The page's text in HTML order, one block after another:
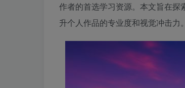
作者的首选学习资源。本文旨在
升个人作品的专业度和视觉冲击力。